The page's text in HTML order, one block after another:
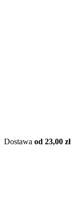
Dostawa od 23,00 zł